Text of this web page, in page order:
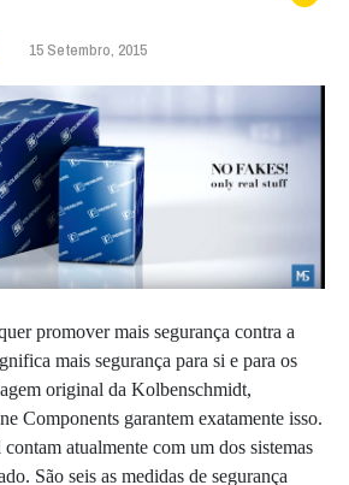
15 Setembro, 2015
promover mais segurança contra a
mais segurança para si e para os
original da Kolbenschmidt,
Components garantem exatamente isso.
atualmente com um dos sistemas
São seis as medidas de segurança